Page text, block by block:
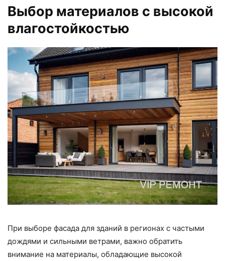
Выбор материалов с высокой
влагостойкостью
При выборе фасада для зданий в регионах с частыми
дождями и сильными ветрами, важно обратить
внимание на материалы, обладающие высокой